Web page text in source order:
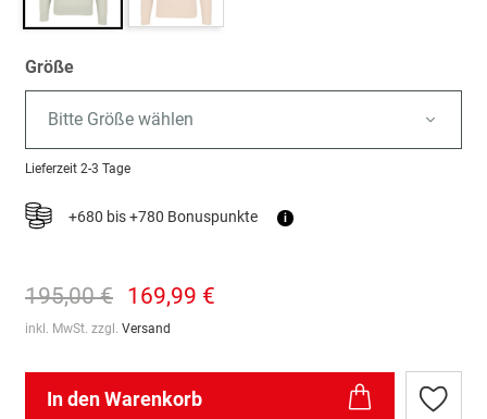
Größe
Bitte Größe wählen
Lieferzeit 2-3 Tage
+680 bis +780 Bonuspunkte i
195,00 € 169,99 €
inkl. MwSt. zzgl. Versand
In den Warenkorb
Zur